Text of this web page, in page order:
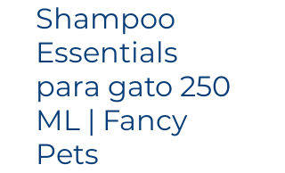
Shampoo
Essentials
para gato 250
ML | Fancy
Pets